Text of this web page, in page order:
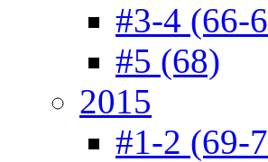
#3-4 (66-
#5 (68)
2015
#1-2 (69-